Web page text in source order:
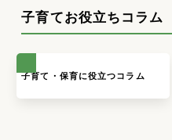
子育てお役立ちコラム
子育て・保育に役立つコラム